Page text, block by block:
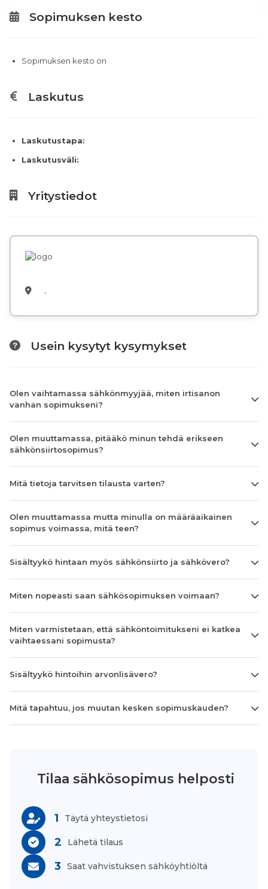
Sopimuksen kesto
Sopimuksen kesto on
Laskutus
Laskutustapa:
Laskutusväli:
Yritystiedot
,
Usein kysytyt kysymykset
Olen vaihtamassa sähkönmyyjää, miten irtisanon
vanhan sopimukseni?
Olen muuttamassa, pitääkö minun tehdä erikseen
sähkönsiirtosopimus?
Mitä tietoja tarvitsen tilausta varten?
Olen muuttamassa mutta minulla on määräaikainen
sopimus voimassa, mitä teen?
Sisältyykö hintaan myös sähkönsiirto ja sähkövero?
Miten nopeasti saan sähkösopimuksen voimaan?
Miten varmistetaan, että sähköntoimitukseni ei katkea
vaihtaessani sopimusta?
Sisältyykö hintoihin arvonlisävero?
Mitä tapahtuu, jos muutan kesken sopimuskauden?
Tilaa sähkösopimus helposti
1 Täytä yhteystietosi
2 Lähetä tilaus
3 Saat vahvistuksen sähköyhtiöltä